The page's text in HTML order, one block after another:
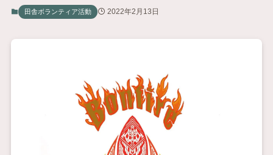
田舎ボランティア活動 2022年2月13日